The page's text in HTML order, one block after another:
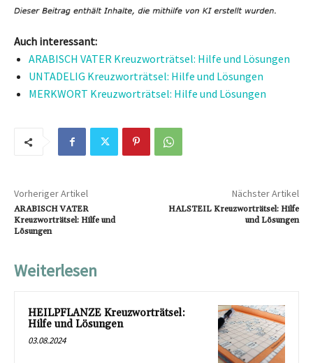
Auch interessant:
ARABISCH VATER Kreuzworträtsel: Hilfe und Lösungen
UNTADELIG Kreuzworträtsel: Hilfe und Lösungen
MERKWORT Kreuzworträtsel: Hilfe und Lösungen
Vorheriger Artikel
ARABISCH VATER
Kreuzworträtsel: Hilfe und
Lösungen
Nächster Artikel
HALSTEIL Kreuzworträtsel: Hilfe
und Lösungen
Weiterlesen
HEILPFLANZE Kreuzworträtsel:
Hilfe und Lösungen
03.08.2024